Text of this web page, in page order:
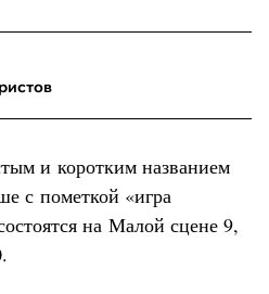
и коротким названием
с пометкой «игра
на Малой сцене 9,